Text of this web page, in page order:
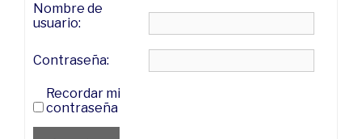
Nombre de
usuario:
Contraseña:
Recordar mi
contraseña